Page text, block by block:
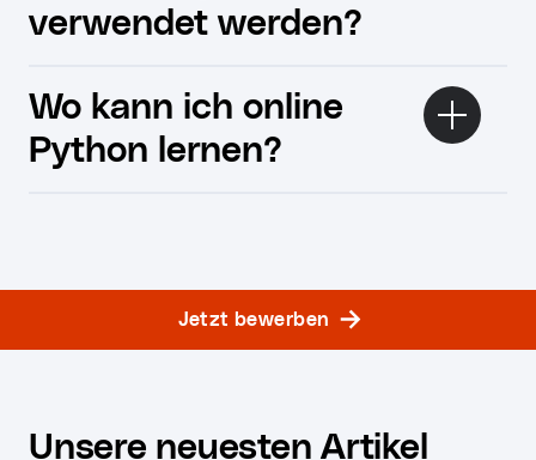
verwendet werden?
Wo kann ich online
Python lernen?
Jetzt bewerben
Unsere neuesten Artikel